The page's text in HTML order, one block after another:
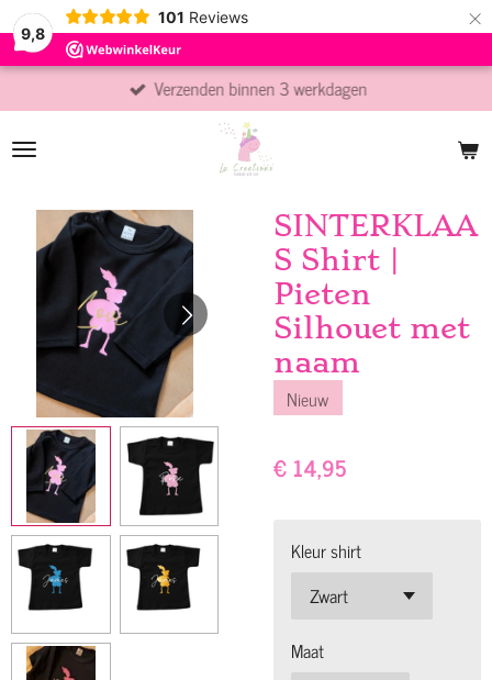
9,8
101 Reviews ×
Verzenden binnen 3 werkdagen
SINTERKLAA
S Shirt |
Pieten
Silhouet met
naam
Nieuw
€ 14,95
Kleur shirt
Maat